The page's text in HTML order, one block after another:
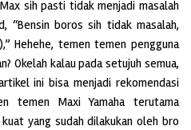
sih pasti tidak menjadi masalah
“Bensin boros sih tidak masalah,
Hehehe, temen temen pengguna
Okelah kalau pada setujuh semua,
ini bisa menjadi rekomendasi
temen Maxi Yamaha terutama
yang sudah dilakukan oleh bro